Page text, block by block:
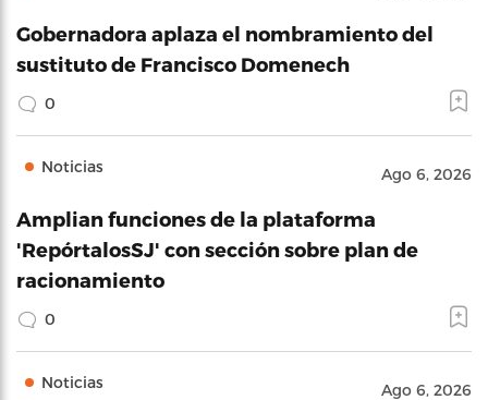
Gobernadora aplaza el nombramiento del
sustituto de Francisco Domenech
0
Noticias Ago 6, 2026
Amplian funciones de la plataforma
'RepórtalosSJ' con sección sobre plan de
racionamiento
0
Noticias Ago 6, 2026